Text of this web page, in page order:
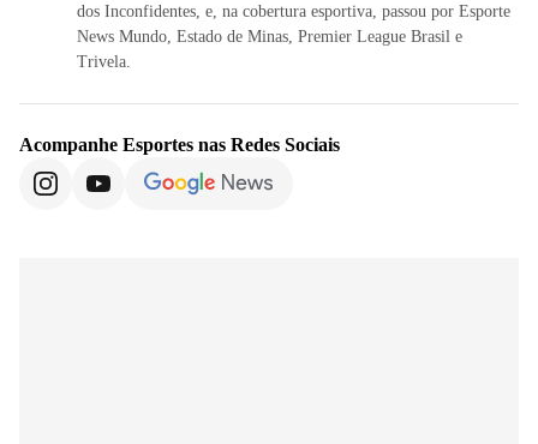
dos Inconfidentes, e, na cobertura esportiva, passou por Esporte
News Mundo, Estado de Minas, Premier League Brasil e
Trivela.
Acompanhe Esportes nas Redes Sociais